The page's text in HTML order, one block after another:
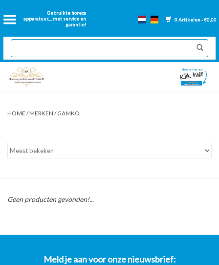
Gebruikte horeca
apparatuur.... met service en
garantie!
0 Artikelen - €0,00
Home
2dehands Horeca
Nieuwe apparatuur
Onderdelen bakwanden
Over ons
HOME /MERKEN /GAMKO
Geen producten gevonden!...
Meld je aan voor onze nieuwsbrief: